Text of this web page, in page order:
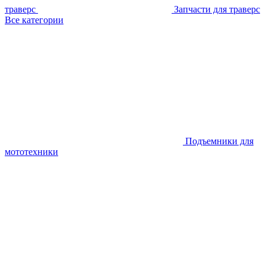
траверс
Запчасти для траверс
Все категории
Подъемники для
мототехники